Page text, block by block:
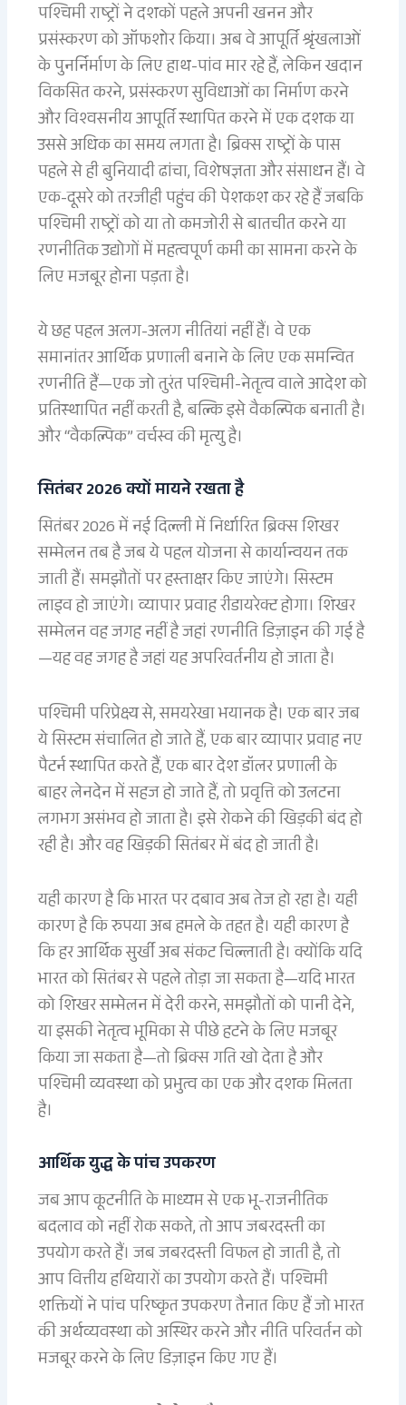
पश्चिमी राष्ट्रों ने दशकों पहले अपनी खनन और
प्रसंस्करण को ऑफशोर किया। अब वे आपूर्ति श्रृंखलाओं
के पुनर्निर्माण के लिए हाथ-पांव मार रहे हैं, लेकिन खदान
विकसित करने, प्रसंस्करण सुविधाओं का निर्माण करने
और विश्वसनीय आपूर्ति स्थापित करने में एक दशक या
उससे अधिक का समय लगता है। ब्रिक्स राष्ट्रों के पास
पहले से ही बुनियादी ढांचा, विशेषज्ञता और संसाधन हैं। वे
एक-दूसरे को तरजीही पहुंच की पेशकश कर रहे हैं जबकि
पश्चिमी राष्ट्रों को या तो कमजोरी से बातचीत करने या
रणनीतिक उद्योगों में महत्वपूर्ण कमी का सामना करने के
लिए मजबूर होना पड़ता है।
ये छह पहल अलग-अलग नीतियां नहीं हैं। वे एक
समानांतर आर्थिक प्रणाली बनाने के लिए एक समन्वित
रणनीति हैं—एक जो तुरंत पश्चिमी-नेतृत्व वाले आदेश को
प्रतिस्थापित नहीं करती है, बल्कि इसे वैकल्पिक बनाती है।
और “वैकल्पिक” वर्चस्व की मृत्यु है।
सितंबर 2026 क्यों मायने रखता है
सितंबर 2026 में नई दिल्ली में निर्धारित ब्रिक्स शिखर
सम्मेलन तब है जब ये पहल योजना से कार्यान्वयन तक
जाती हैं। समझौतों पर हस्ताक्षर किए जाएंगे। सिस्टम
लाइव हो जाएंगे। व्यापार प्रवाह रीडायरेक्ट होगा। शिखर
सम्मेलन वह जगह नहीं है जहां रणनीति डिज़ाइन की गई है
—यह वह जगह है जहां यह अपरिवर्तनीय हो जाता है।
पश्चिमी परिप्रेक्ष्य से, समयरेखा भयानक है। एक बार जब
ये सिस्टम संचालित हो जाते हैं, एक बार व्यापार प्रवाह नए
पैटर्न स्थापित करते हैं, एक बार देश डॉलर प्रणाली के
बाहर लेनदेन में सहज हो जाते हैं, तो प्रवृत्ति को उलटना
लगभग असंभव हो जाता है। इसे रोकने की खिड़की बंद हो
रही है। और वह खिड़की सितंबर में बंद हो जाती है।
यही कारण है कि भारत पर दबाव अब तेज हो रहा है। यही
कारण है कि रुपया अब हमले के तहत है। यही कारण है
कि हर आर्थिक सुर्खी अब संकट चिल्लाती है। क्योंकि यदि
भारत को सितंबर से पहले तोड़ा जा सकता है—यदि भारत
को शिखर सम्मेलन में देरी करने, समझौतों को पानी देने,
या इसकी नेतृत्व भूमिका से पीछे हटने के लिए मजबूर
किया जा सकता है—तो ब्रिक्स गति खो देता है और
पश्चिमी व्यवस्था को प्रभुत्व का एक और दशक मिलता
है।
आर्थिक युद्ध के पांच उपकरण
जब आप कूटनीति के माध्यम से एक भू-राजनीतिक
बदलाव को नहीं रोक सकते, तो आप जबरदस्ती का
उपयोग करते हैं। जब जबरदस्ती विफल हो जाती है, तो
आप वित्तीय हथियारों का उपयोग करते हैं। पश्चिमी
शक्तियों ने पांच परिष्कृत उपकरण तैनात किए हैं जो भारत
की अर्थव्यवस्था को अस्थिर करने और नीति परिवर्तन को
मजबूर करने के लिए डिज़ाइन किए गए हैं।